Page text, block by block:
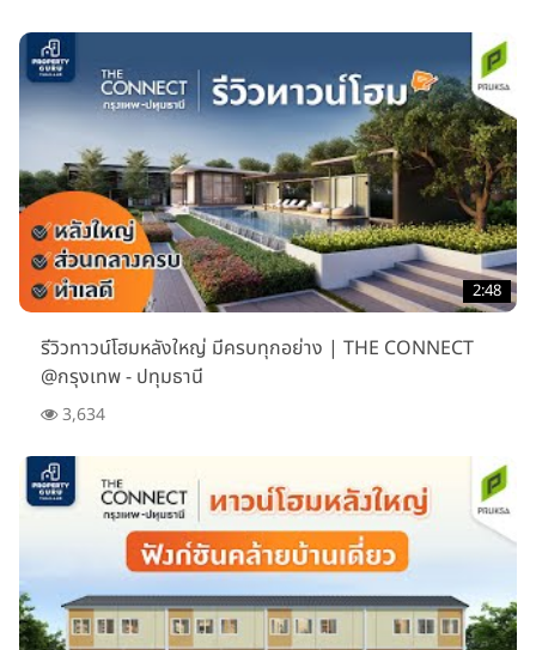
2:48
รีวิวทาวน์โฮมหลังใหญ่ มีครบทุกอย่าง | THE CONNECT
@กรุงเทพ - ปทุมธานี
3,634